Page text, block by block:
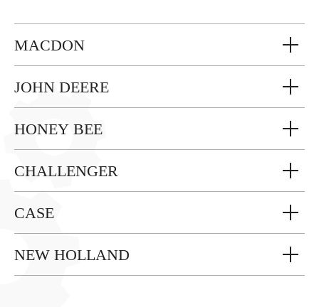
MACDON
JOHN DEERE
HONEY BEE
CHALLENGER
CASE
NEW HOLLAND